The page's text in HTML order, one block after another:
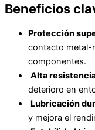
Beneficios
Protección
contacto metal-
componentes.
Alta
deterioro en
Lubricación
y mejora el